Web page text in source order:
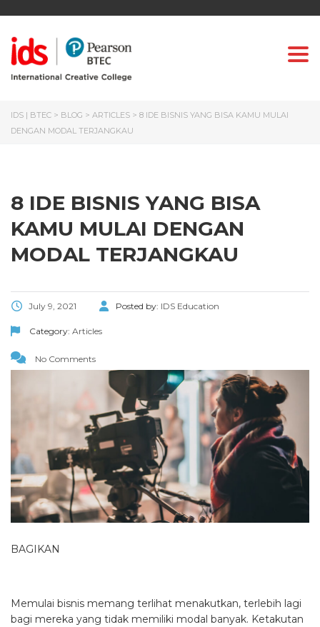
IDS | BTEC > BLOG > ARTICLES > 8 IDE BISNIS YANG BISA KAMU MULAI
DENGAN MODAL TERJANGKAU
8 IDE BISNIS YANG BISA
KAMU MULAI DENGAN
MODAL TERJANGKAU
July 9, 2021 Posted by: IDS Education
Category: Articles
No Comments
BAGIKAN
Memulai bisnis memang terlihat menakutkan, terlebih lagi
bagi mereka yang tidak memiliki modal banyak. Ketakutan